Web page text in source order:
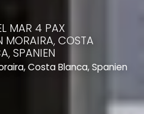
MAR 4 PAX
MORAIRA, COSTA
SPANIEN
Costa Blanca, Spanien